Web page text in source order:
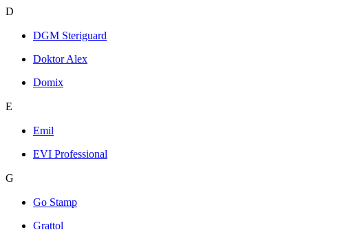
D
DGM Steriguard
Doktor Alex
Domix
E
Emil
EVI Professional
G
Go Stamp
Grattol